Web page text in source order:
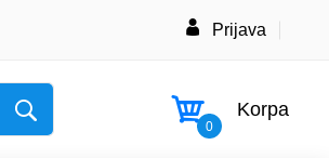
Prijava
0
Korpa